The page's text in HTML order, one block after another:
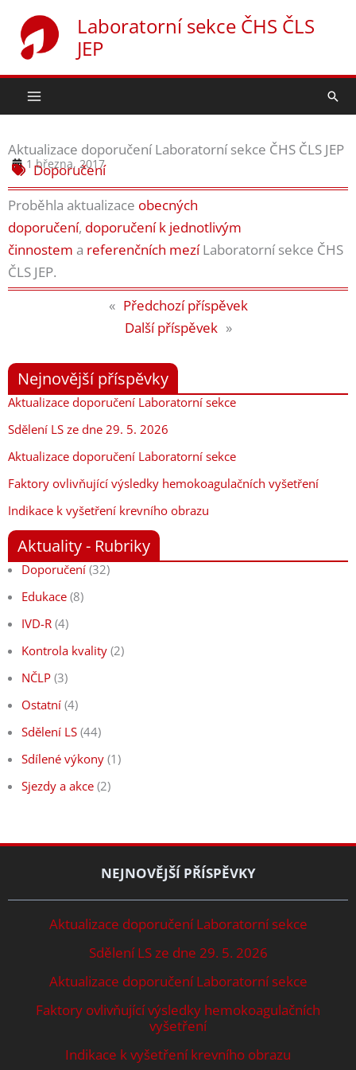
obsah
Laboratorní sekce ČHS ČLS
JEP
Aktualizace doporučení Laboratorní sekce ČHS ČLS JEP
1 března, 2017
Doporučení
Proběhla aktualizace obecných
doporučení, doporučení k jednotlivým
činnostem a referenčních mezíLaboratorní sekce ČHS
ČLS JEP.
« Předchozí příspěvek
Další příspěvek »
Nejnovější příspěvky
Aktualizace doporučení Laboratorní sekce
Sdělení LS ze dne 29. 5. 2026
Aktualizace doporučení Laboratorní sekce
Faktory ovlivňující výsledky hemokoagulačních vyšetření
Indikace k vyšetření krevního obrazu
Aktuality - Rubriky
Doporučení (32)
Edukace (8)
IVD-R (4)
Kontrola kvality (2)
NČLP (3)
Ostatní (4)
Sdělení LS (44)
Sdílené výkony (1)
Sjezdy a akce (2)
NEJNOVĚJŠÍ PŘÍSPĚVKY
Aktualizace doporučení Laboratorní sekce
Sdělení LS ze dne 29. 5. 2026
Aktualizace doporučení Laboratorní sekce
Faktory ovlivňující výsledky hemokoagulačních
vyšetření
Indikace k vyšetření krevního obrazu